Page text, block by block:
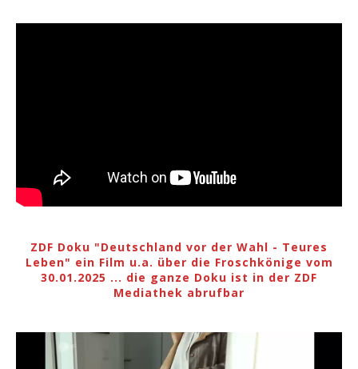
ZDF Doku "Deutschland vor der Wahl - Teures
Leben" ein Film u.a. über die Froschkönige vom
30.01.2025 ... die ganze Doku ist in der ZDF
Mediathek abrufbar